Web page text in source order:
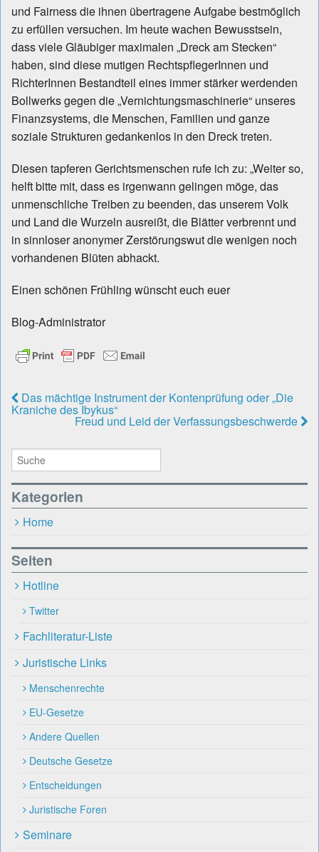
und Fairness die ihnen übertragene Aufgabe bestmöglich
zu erfüllen versuchen. Im heute wachen Bewusstsein,
dass viele Gläubiger maximalen „Dreck am Stecken“
haben, sind diese mutigen RechtspflegerInnen und
RichterInnen Bestandteil eines immer stärker werdenden
Bollwerks gegen die „Vernichtungsmaschinerie“ unseres
Finanzsystems, die Menschen, Familien und ganze
soziale Strukturen gedankenlos in den Dreck treten.
Diesen tapferen Gerichtsmenschen rufe ich zu: „Weiter so,
helft bitte mit, dass es irgenwann gelingen möge, das
unmenschliche Treiben zu beenden, das unserem Volk
und Land die Wurzeln ausreißt, die Blätter verbrennt und
in sinnloser anonymer Zerstörungswut die wenigen noch
vorhandenen Blüten abhackt.
Einen schönen Frühling wünscht euch euer
Blog-Administrator
Das mächtige Instrument der Kontenprüfung oder „Die
Kraniche des Ibykus“
Freud und Leid der Verfassungsbeschwerde
Kategorien
Home
Seiten
Hotline
Twitter
Fachliteratur-Liste
Juristische Links
Menschenrechte
EU-Gesetze
Andere Quellen
Deutsche Gesetze
Entscheidungen
Juristische Foren
Seminare